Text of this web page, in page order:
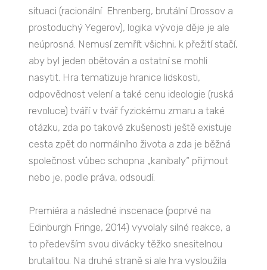
situaci (racionální Ehrenberg, brutální Drossov a
prostoduchý Yegerov), logika vývoje děje je ale
neúprosná. Nemusí zemřít všichni, k přežití stačí,
aby byl jeden obětován a ostatní se mohli
nasytit. Hra tematizuje hranice lidskosti,
odpovědnost velení a také cenu ideologie (ruská
revoluce) tváří v tvář fyzickému zmaru a také
otázku, zda po takové zkušenosti ještě existuje
cesta zpět do normálního života a zda je běžná
společnost vůbec schopna „kanibaly“ přijmout
nebo je, podle práva, odsoudí.
Premiéra a následné inscenace (poprvé na
Edinburgh Fringe, 2014) vyvolaly silné reakce, a
to především svou divácky těžko snesitelnou
brutalitou. Na druhé straně si ale hra vysloužila